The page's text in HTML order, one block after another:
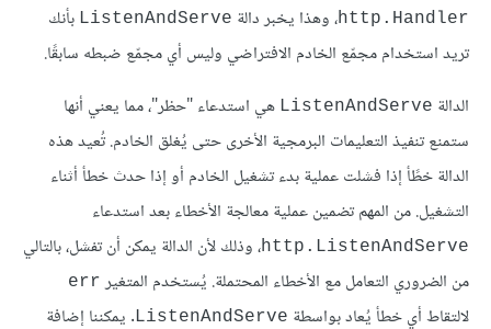
http.Handler، وهذا يخبر دالة ListenAndServe بأنك
تريد استخدام مجمّع الخادم الافتراضي وليس أي مجمّع ضبطه سابقًا.
الدالة ListenAndServe هي استدعاء "حظر"، مما يعني أنها
ستمنع تنفيذ التعليمات البرمجية الأخرى حتى يُغلق الخادم. تُعيد هذه
الدالة خطًأ إذا فشلت عملية بدء تشغيل الخادم أو إذا حدث خطأ أثناء
التشغيل. من المهم تضمين عملية معالجة الأخطاء بعد استدعاء
http.ListenAndServe، وذلك لأن الدالة يمكن أن تفشل، بالتالي
من الضروري التعامل مع الأخطاء المحتملة. يُستخدم المتغير err
لالتقاط أي خطأ يُعاد بواسطة ListenAndServe. يمكننا إضافة